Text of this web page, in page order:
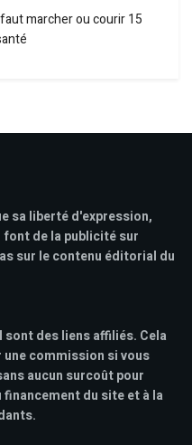
marcher ou courir 15
sa liberté d'expression,
font de la publicité sur
sur le contenu éditorial du
des liens affiliés. Cela
commission si vous
aucun surcoût pour
du site et à la